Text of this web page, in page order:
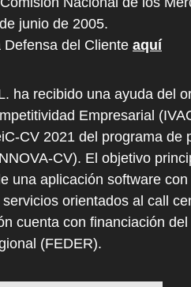
junio de 2005.
del Cliente aquí
ha recibido una ayuda del
Empresarial
CV 2021 del programa de
CV). El objetivo
una aplicación software
orientados al call
cuenta con financiación
(FEDER).